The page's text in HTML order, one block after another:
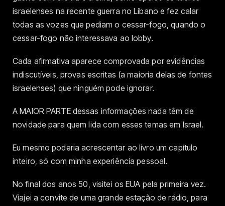
israelenses na recente guerra no Líbano e fez calar
todas as vozes que pediam o cessar-fogo, quando o
cessar-fogo não interessava ao lobby.
Cada afirmativa aparece comprovada por evidências
indiscutíveis, provas escritas (a maioria delas de fontes
israelenses) que ninguém pode ignorar.
A MAIOR PARTE dessas informações nada têm de
novidade para quem lida com esses temas em Israel.
Eu mesmo poderia acrescentar ao livro um capítulo
inteiro, só com minha experiência pessoal.
No final dos anos 50, visitei os EUA pela primeira vez.
Viajei a convite de uma grande estação de rádio, para